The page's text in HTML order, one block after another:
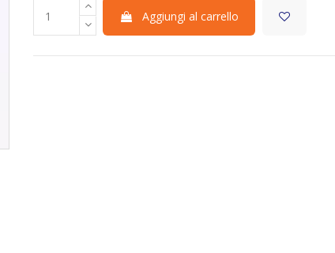
Aggiungi al carrello